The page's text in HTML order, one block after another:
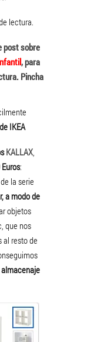
lectura.
post sobre
, para
Pincha
IKEA
KALLAX,
:
la serie
a modo de
objetos
que nos
al resto de